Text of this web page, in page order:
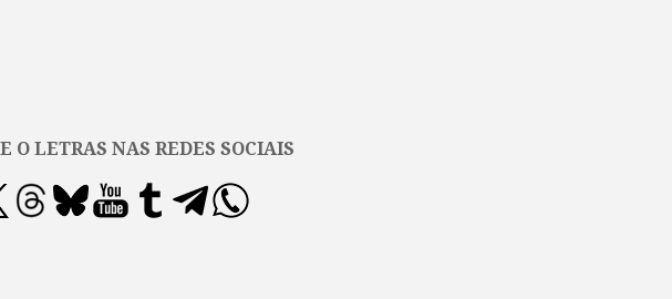
O LETRAS NAS REDES SOCIAIS